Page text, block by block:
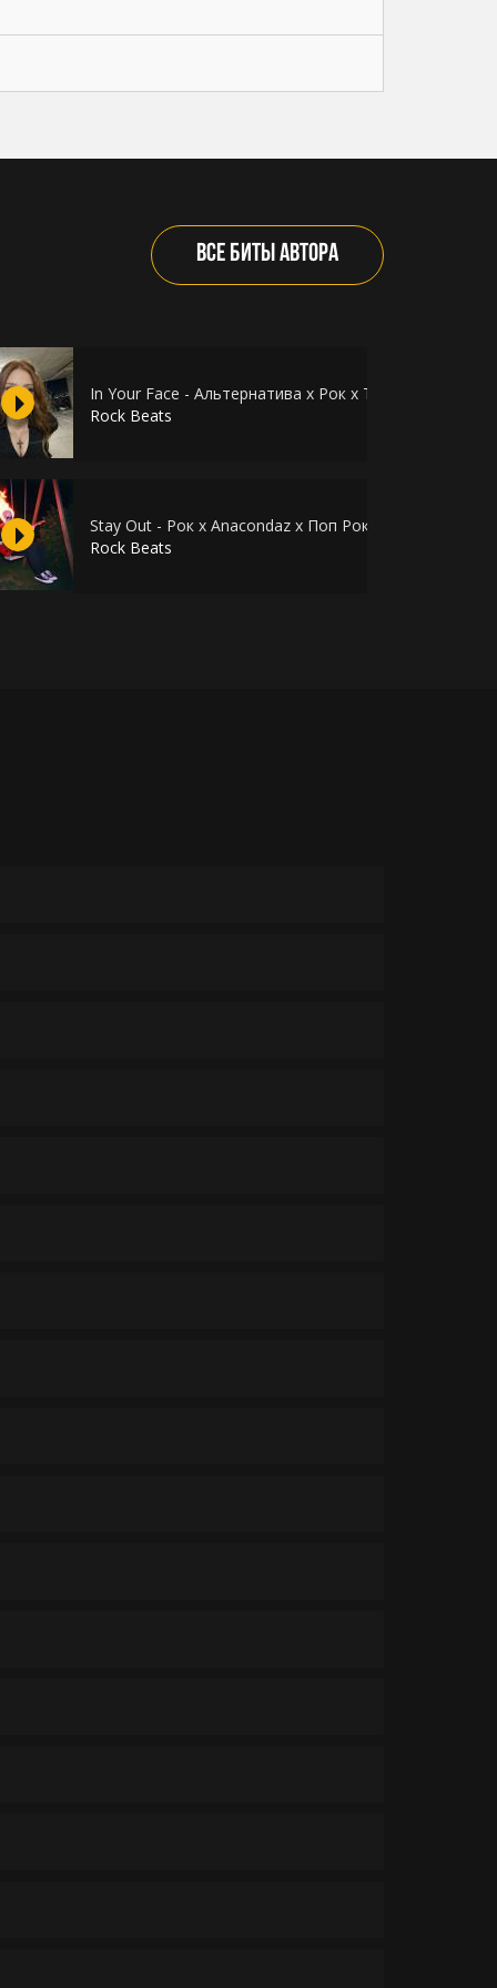
ВСЕ БИТЫ АВТОРА
Поп Рок
In Your Face - Альтернатива х Рок х Три Дня Дождя х
Rock Beats
Stay Out - Рок х Anacondaz x Поп Рок х Альтернатива
Rock Beats